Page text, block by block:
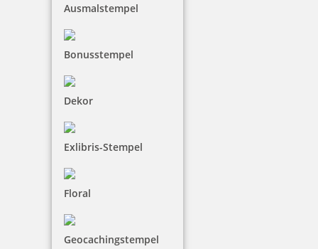
Ausmalstempel
Bonusstempel
Dekor
Exlibris-Stempel
Floral
Geocachingstempel
22,31 €
Trodat Printy 4912 versch. Gehäusefarben